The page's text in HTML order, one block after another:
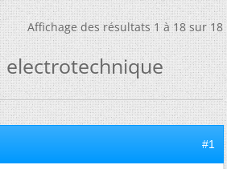
Affichage des résultats 1 à 18 sur 18
electrotechnique
#1